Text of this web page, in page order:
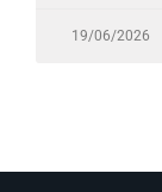
19/06/2026